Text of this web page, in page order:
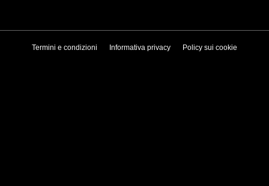
Termini e condizioni Informativa privacy Policy sui cookie